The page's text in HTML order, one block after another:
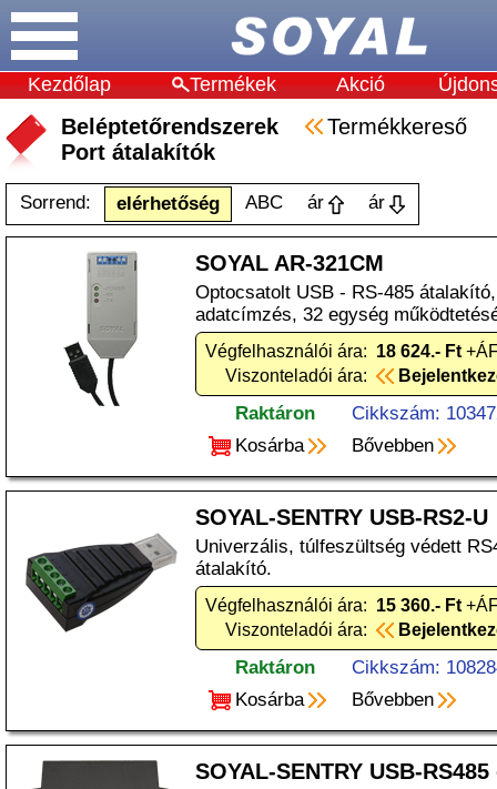
Kezdőlap Termékek Akció
Beléptetőrendszerek
Termékkereső
Port átalakítók
Sorrend: elérhetőség ABC ár ár
SOYAL AR-321CM
Optocsatolt USB - RS-485
adatcímzés, 32 egység
Végfelhasználói ára: 18 624.- Ft
Viszonteladói ára:
Raktáron
Cikkszám:
Kosárba
Bővebben
SOYAL-SENTRY USB-RS2-U
Univerzális, túlfeszültség védett
átalakító.
Végfelhasználói ára: 15 360.- Ft
Viszonteladói ára:
Raktáron
Cikkszám:
Kosárba
Bővebben
SOYAL-SENTRY USB-